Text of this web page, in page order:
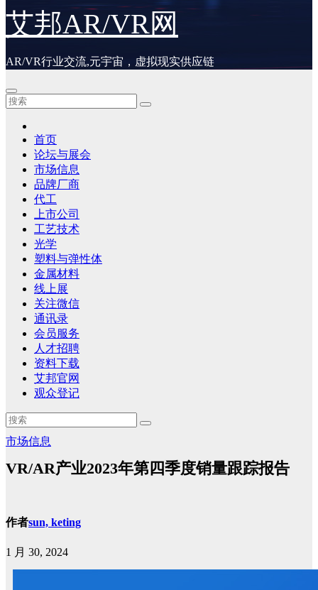
艾邦AR/VR网
AR/VR行业交流,元宇宙，虚拟现实供应链
首页
论坛与展会
市场信息
品牌厂商
代工
上市公司
工艺技术
光学
塑料与弹性体
金属材料
线上展
关注微信
通讯录
会员服务
人才招聘
资料下载
艾邦官网
观众登记
市场信息
VR/AR产业2023年第四季度销量跟踪报告
作者sun, keting
1 月 30, 2024